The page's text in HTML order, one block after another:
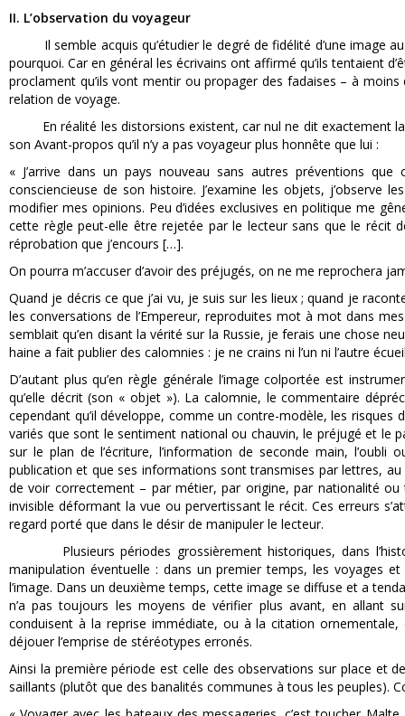
II. L’observation du voyageur
Il semble acquis qu’étudier le degré de fidélité d’une image
pourquoi. Car en général les écrivains ont affirmé qu’ils tentaient
proclament qu’ils vont mentir ou propager des fadaises – à
relation de voyage.
En réalité les distorsions existent, car nul ne dit exactement la
son Avant-propos qu’il n’y a pas voyageur plus honnête que lui :
« J’arrive dans un pays nouveau sans autres préventions
consciencieuse de son histoire. J’examine les objets, j’observe
modifier mes opinions. Peu d’idées exclusives en politique me
cette règle peut-elle être rejetée par le lecteur sans que le récit
réprobation que j’encours […].
On pourra m’accuser d’avoir des préjugés, on ne me reprochera
Quand je décris ce que j’ai vu, je suis sur les lieux ; quand je
les conversations de l’Empereur, reproduites mot à mot dans
semblait qu’en disant la vérité sur la Russie, je ferais une chose
haine a fait publier des calomnies : je ne crains ni l’un ni l’autre
D’autant plus qu’en règle générale l’image colportée est
qu’elle décrit (son « objet »). La calomnie, le commentaire
cependant qu’il développe, comme un contre-modèle, les
variés que sont le sentiment national ou chauvin, le préjugé et le
sur le plan de l’écriture, l’information de seconde main,
publication et que ses informations sont transmises par lettres,
de voir correctement – par métier, par origine, par nationalité
invisible déformant la vue ou pervertissant le récit. Ces erreurs
regard porté que dans le désir de manipuler le lecteur.
Plusieurs périodes grossièrement historiques, dans
manipulation éventuelle : dans un premier temps, les voyages
l’image. Dans un deuxième temps, cette image se diffuse et a
n’a pas toujours les moyens de vérifier plus avant, en allant
conduisent à la reprise immédiate, ou à la citation
déjouer l’emprise de stéréotypes erronés.
Ainsi la première période est celle des observations sur place et
saillants (plutôt que des banalités communes à tous les peuples).